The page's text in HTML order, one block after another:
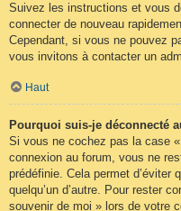
Suivez les instructions et vous
connecter de nouveau
Cependant, si vous ne pouvez
vous invitons à contacter un
Haut
Pourquoi suis-je déconnecté
Si vous ne cochez pas la case
connexion au forum, vous ne
prédéfinie. Cela permet d’éviter
quelqu’un d’autre. Pour rester
souvenir de moi » lors de votre